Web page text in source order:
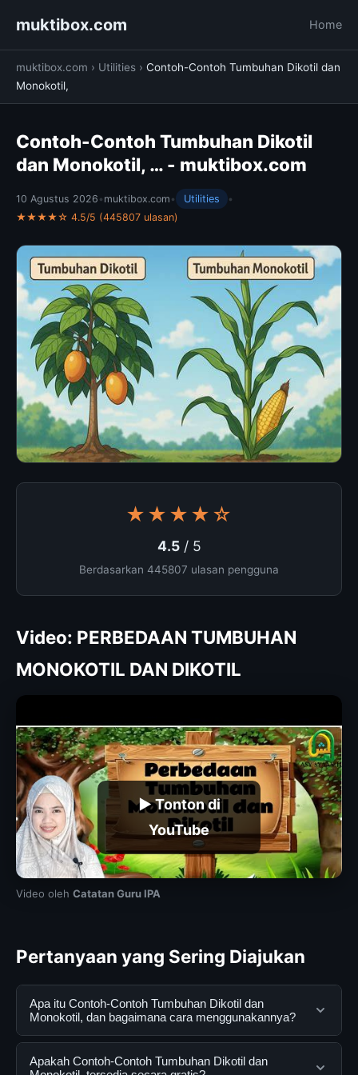
muktibox.com Home
muktibox.com › Utilities › Contoh-Contoh Tumbuhan Dikotil dan
Monokotil,
Contoh-Contoh Tumbuhan Dikotil
dan Monokotil, … - muktibox.com
10 Agustus 2026 • muktibox.com • Utilities
•
★★★★☆ 4.5/5 (445807 ulasan)
★★★★☆
4.5/ 5
Berdasarkan 445807 ulasan pengguna
Video: PERBEDAAN TUMBUHAN
MONOKOTIL DAN DIKOTIL
▶ Tonton di
YouTube
Video oleh Catatan Guru IPA
Pertanyaan yang Sering Diajukan
Apa itu Contoh-Contoh Tumbuhan Dikotil dan
Monokotil, dan bagaimana cara menggunakannya?
Contoh-Contoh Tumbuhan Dikotil dan Monokotil,
Apakah Contoh-Contoh Tumbuhan Dikotil dan